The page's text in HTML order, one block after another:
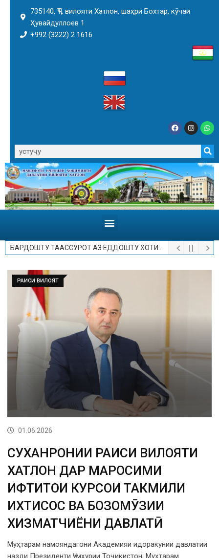
735140, ҶТ, вилояти Хатлон, шаҳри Бохтар, кӯчаи
Ҳувайдуллоев 1
+992 (3222) 2 1616
БАРДОШТУ ТААССУРОТ АЗ ЁДДОШТУ ХОТИРОТ.
РАИСИ ВИЛОЯТ
01.06.2026
СУХАНРОНИИ РАИСИ ВИЛОЯТИ
ХАТЛОН ДАР МАРОСИМИ
ИФТИТОҲИ КУРСҲОИ ТАКМИЛИ
ИХТИСОС ВА БОЗОМӮЗИИ
ХИЗМАТЧИЁНИ ДАВЛАТӢ
Муҳтарам намояндагони Академияи идоракунии давлатии
назди Президенти Ҷумҳурии Тоҷикистон, Муҳтарам